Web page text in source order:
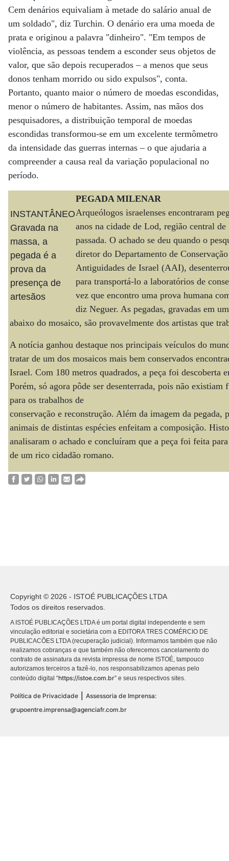
Cem denários equivaliam à metade do salário anual de
um soldado", diz Turchin. O denário era uma moeda de
prata e originou a palavra "dinheiro". "Em tempos de
violência, as pessoas tendem a esconder seus objetos de
valor, que são depois recuperados – a menos que seus
donos tenham morrido ou sido expulsos", conta.
Portanto, quanto maior o número de moedas escondidas,
menor o número de habitantes. Assim, nas mãos dos
pesquisadores, a distribuição temporal de moedas
escondidas transformou-se em um excelente termômetro
da intensidade das guerras internas – o que ajudaria a
compreender a causa real da variação populacional no
período.
INSTANTÂNEO
Gravada na
massa, a
pegada é a
prova da
presença de
artesãos
PEGADA MILENAR
Arqueólogos israelenses encontraram
anos na cidade de Lod, região central de
passada. O achado se deu quando o
diretor do Departamento de
Antiguidades de Israel (AAI),
para transportá-lo a laboratórios de
vez que encontro uma prova humana
diz Neguer. As pegadas, gravadas em
abaixo do mosaico, são provavelmente dos artistas que
A notícia ganhou destaque nos principais veículos do
tratar de um dos mosaicos mais bem conservados
Israel. Com 180 metros quadrados, a peça foi descoberta
Porém, só agora pôde ser desenterrada, pois não existiam
para os trabalhos de
conservação e reconstrução. Além da imagem da pegada,
animais de distintas espécies enfeitam a composição.
analisaram o achado e concluíram que a peça foi feita para
de um rico cidadão romano.
Copyright © 2026 - ISTOÉ PUBLICAÇÕES LTDA
Todos os direitos reservados.
A ISTOÉ PUBLICAÇÕES LTDA é um portal digital independente e sem
vinculação editorial e societária com a EDITORA TRES COMÉRCIO DE
PUBLICACÕES LTDA (recuperação judicial). Informamos também que não
realizamos cobranças e que também não oferecemos cancelamento do
contrato de assinatura da revista impressa de nome ISTOÉ, tampouco
autorizamos terceiros a fazê-lo, nos responsabilizamos apenas pelo
conteúdo digital “https://istoe.com.br” e seus respectivos sites.
Política de Privacidade
Assessoria de Imprensa:
grupoentre.imprensa@agenciafr.com.br